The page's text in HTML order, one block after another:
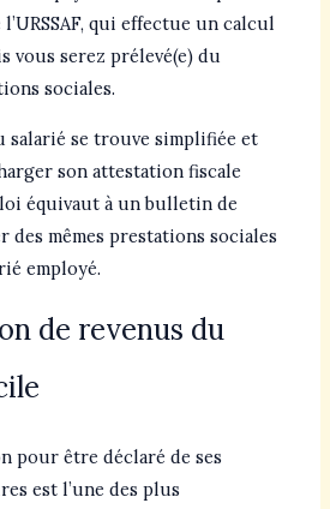
qui effectue un calcul
vous serez prélevé(e) du
sociales.
salarié se trouve simplifiée et
son attestation fiscale
équivaut à un bulletin de
des mêmes prestations sociales
employé.
de revenus du
pour être déclaré de ses
est l’une des plus